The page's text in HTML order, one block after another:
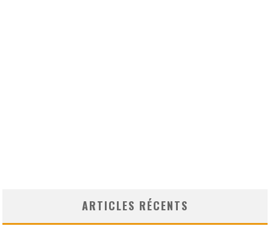
ARTICLES RÉCENTS